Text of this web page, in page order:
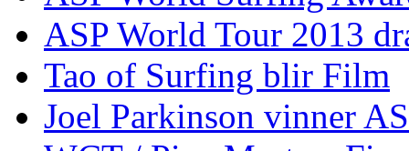
ASP World Tour 2013
Tao of Surfing blir Film
Joel Parkinson vinner